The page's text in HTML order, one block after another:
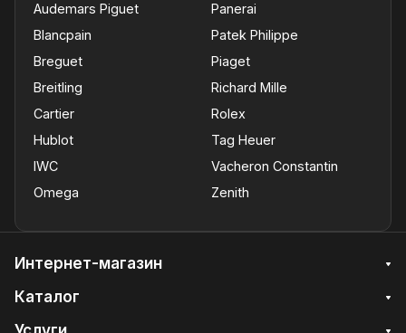
Audemars Piguet
Blancpain
Breguet
Breitling
Cartier
Hublot
IWC
Omega
Panerai
Patek Philippe
Piaget
Richard Mille
Rolex
Tag Heuer
Vacheron Constantin
Zenith
Интернет-магазин
Каталог